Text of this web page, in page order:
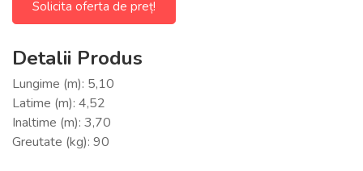
Solicita oferta de preț!
Detalii Produs
Lungime (m): 5,10
Latime (m): 4,52
Inaltime (m): 3,70
Greutate (kg): 90